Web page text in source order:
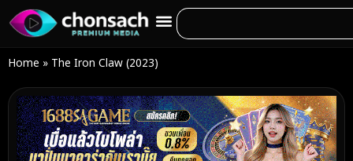
Home » The Iron Claw (2023)